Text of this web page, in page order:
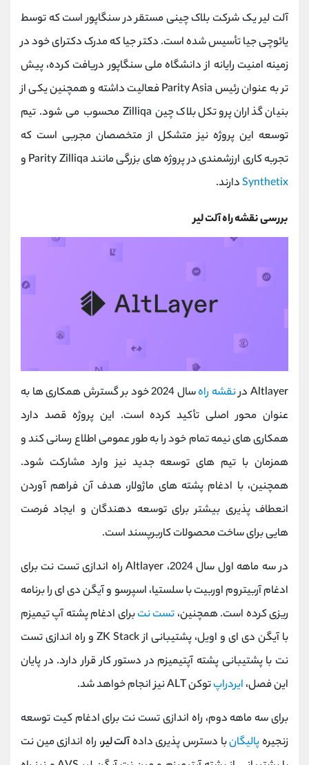
آلت ‌لیر یک شرکت بلاک ‌چینی مستقر در سنگاپور است که توسط
یائوچی جیا تأسیس شده است. دکتر جیا که مدرک دکترای خود در
زمینه امنیت رایانه از دانشگاه ملی سنگاپور دریافت کرده، پیش
‌تر به‌ عنوان رئیس Parity Asia فعالیت داشته و همچنین یکی از
بنیان ‌گذاران پروتکل بلاک‌ چین Zilliqa محسوب می ‌شود. تیم
توسعه این پروژه نیز متشکل از متخصصان مجربی است که
تجربه کاری ارزشمندی در پروژه‌ های بزرگی مانند Parity Zilliqa و
Synthetixدارند.
بررسی نقشه راه آلت لیر
Altlayer در نقشه راه
سال 2024 خود بر گسترش همکاری ‌ها به
‌عنوان محور اصلی تأکید کرده است. این پروژه قصد دارد
همکاری ‌های نیمه‌ تمام خود را به ‌طور عمومی اطلاع‌ رسانی کند و
همزمان با تیم ‌های توسعه جدید نیز وارد مشارکت شود.
همچنین، با ادغام پشته‌ های ماژولار، هدف آن فراهم ‌آوردن
انعطاف‌ پذیری بیشتر برای توسعه ‌دهندگان و ایجاد فرصت
‌هایی برای ساخت محصولات کاربر‌پسند است.
در سه‌ ماهه اول سال 2024، Altlayer راه‌ اندازی تست‌ نت برای
ادغام آربیتروم اوربیت با سلستیا، اسپرسو و آیگن ‌دی ‌ای را برنامه
‌ریزی کرده است. همچنین، تست ‌نتبرای ادغام پشته آپ ‌تیمیزم
با آیگن ‌دی ‌ای و اویل، پشتیبانی از ZK Stack و راه‌ اندازی تست
‌نت با پشتیبانی پشته آپتیمیزم در دستور کار قرار دارد. در پایان
این فصل، ایردراپتوکن ALT نیز انجام خواهد شد.
برای سه‌ ماهه دوم، راه‌ اندازی تست‌ نت برای ادغام کیت توسعه
زنجیرهپالیگانبا دسترس ‌پذیری دادهآلت ‌لیر، راه ‌اندازی مین ‌نت